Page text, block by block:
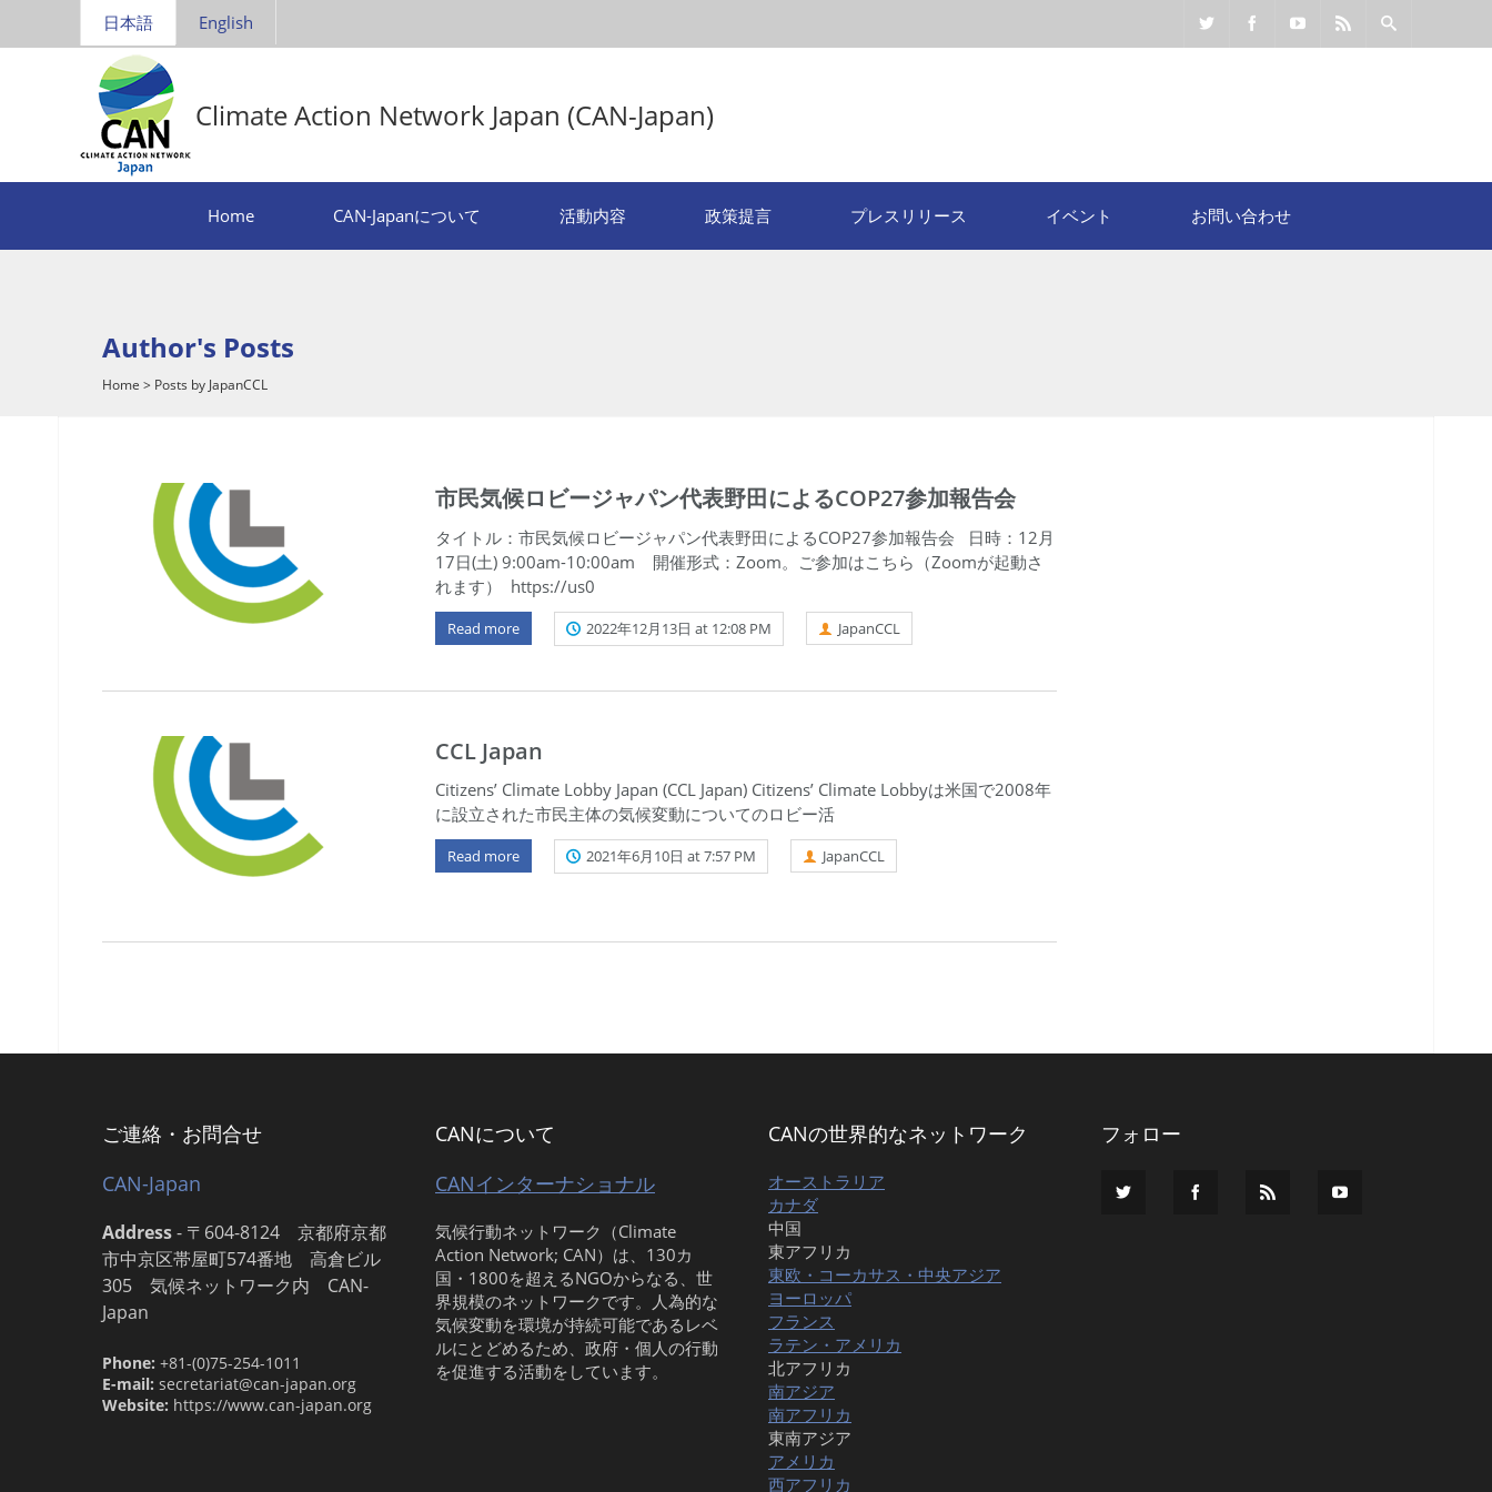
日本語 English
Climate Action Network Japan (CAN-Japan)
Home CAN-Japanについて 活動内容 政策提言 プレスリリース イベント お問い合わせ
Author's Posts
Home > Posts by JapanCCL
市民気候ロビージャパン代表野田によるCOP27参加報告会
タイトル：市民気候ロビージャパン代表野田によるCOP27参加報告会 日時：12月
17日(土) 9:00am-10:00am 開催形式：Zoom。ご参加はこちら（Zoomが起動さ
れます） https://us0
Read more 2022年12月13日 at 12:08 PM JapanCCL
CCL Japan
Citizens’ Climate Lobby Japan (CCL Japan) Citizens’ Climate Lobbyは米国で2008年
に設立された市民主体の気候変動についてのロビー活
Read more 2021年6月10日 at 7:57 PM JapanCCL
ご連絡・お問合せ
CAN-Japan
Address- 〒604-8124 京都府京都
市中京区帯屋町574番地 高倉ビル
305 気候ネットワーク内 CAN-
Japan
Phone: +81-(0)75-254-1011
E-mail: secretariat@can-japan.org
Website: https://www.can-japan.org
CANについて
CANインターナショナル
気候行動ネットワーク（Climate
Action Network; CAN）は、130カ
国・1800を超えるNGOからなる、世
界規模のネットワークです。人為的な
気候変動を環境が持続可能であるレベ
ルにとどめるため、政府・個人の行動
を促進する活動をしています。
CANの世界的なネットワーク
オーストラリア
カナダ
中国
東アフリカ
東欧・コーカサス・中央アジア
ヨーロッパ
フランス
ラテン・アメリカ
北アフリカ
南アジア
南アフリカ
東南アジア
アメリカ
西アフリカ
フォロー